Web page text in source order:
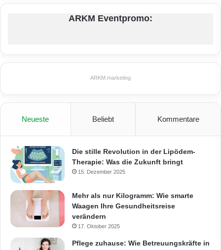
ARKM Eventpromo:
ARKM.marketing
Neueste Beliebt Kommentare
Die stille Revolution in der Lipödem-
Therapie: Was die Zukunft bringt
15. Dezember 2025
Mehr als nur Kilogramm: Wie smarte
Waagen Ihre Gesundheitsreise
verändern
17. Oktober 2025
Pflege zuhause: Wie Betreuungskräfte in